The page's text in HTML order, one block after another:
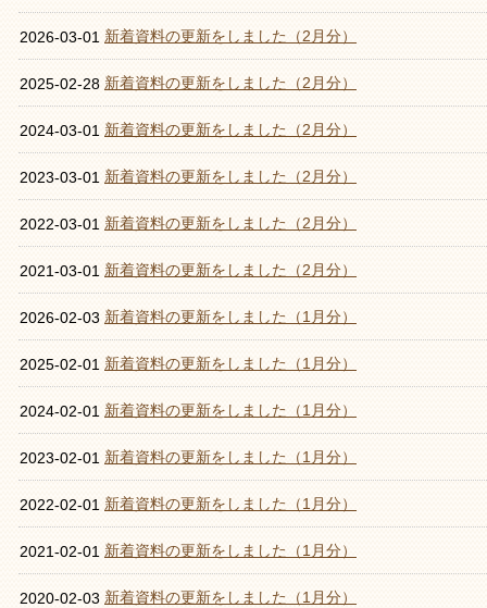
2026-03-01 新着資料の更新をしました（2月分）
2025-02-28 新着資料の更新をしました（2月分）
2024-03-01 新着資料の更新をしました（2月分）
2023-03-01 新着資料の更新をしました（2月分）
2022-03-01 新着資料の更新をしました（2月分）
2021-03-01 新着資料の更新をしました（2月分）
2026-02-03 新着資料の更新をしました（1月分）
2025-02-01 新着資料の更新をしました（1月分）
2024-02-01 新着資料の更新をしました（1月分）
2023-02-01 新着資料の更新をしました（1月分）
2022-02-01 新着資料の更新をしました（1月分）
2021-02-01 新着資料の更新をしました（1月分）
2020-02-03 新着資料の更新をしました（1月分）